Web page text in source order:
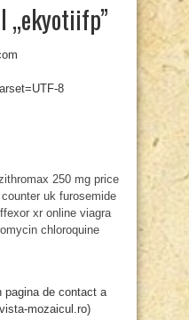
„ekyotiifp”
8
250 mg price
uk furosemide
xr online viagra
chloroquine
de contact a
mozaicul.ro)